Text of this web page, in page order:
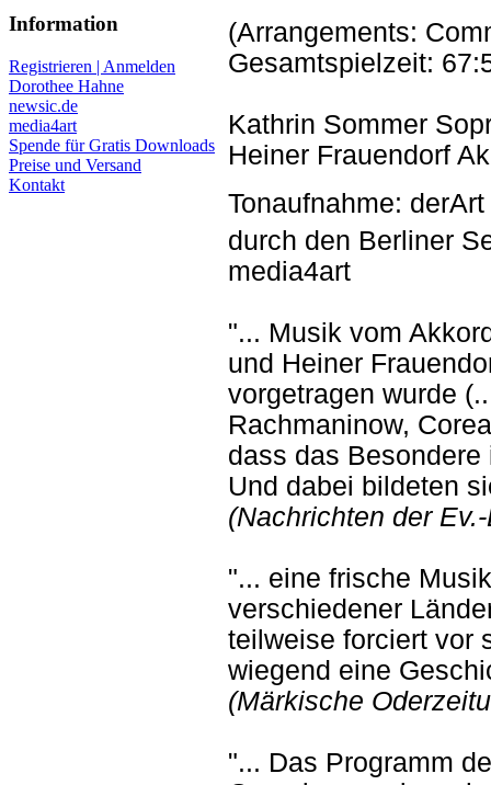
Information
Registrieren | Anmelden
Dorothee Hahne
newsic.de
media4art
Spende für Gratis Downloads
Preise und Versand
Kontakt
(Arrangements:
Gesamtspielzeit:
Kathrin Sommer
Heiner Frauendorf
Tonaufnahme:
durch den Berliner
media4art
"... Musik vom
und Heiner
vorgetragen wurde
Rachmaninow,
dass das
Und dabei bildeten
(Nachrichten der
"... eine frische
verschiedener
teilweise forciert vor
wiegend eine
(Märkische
"... Das Programm